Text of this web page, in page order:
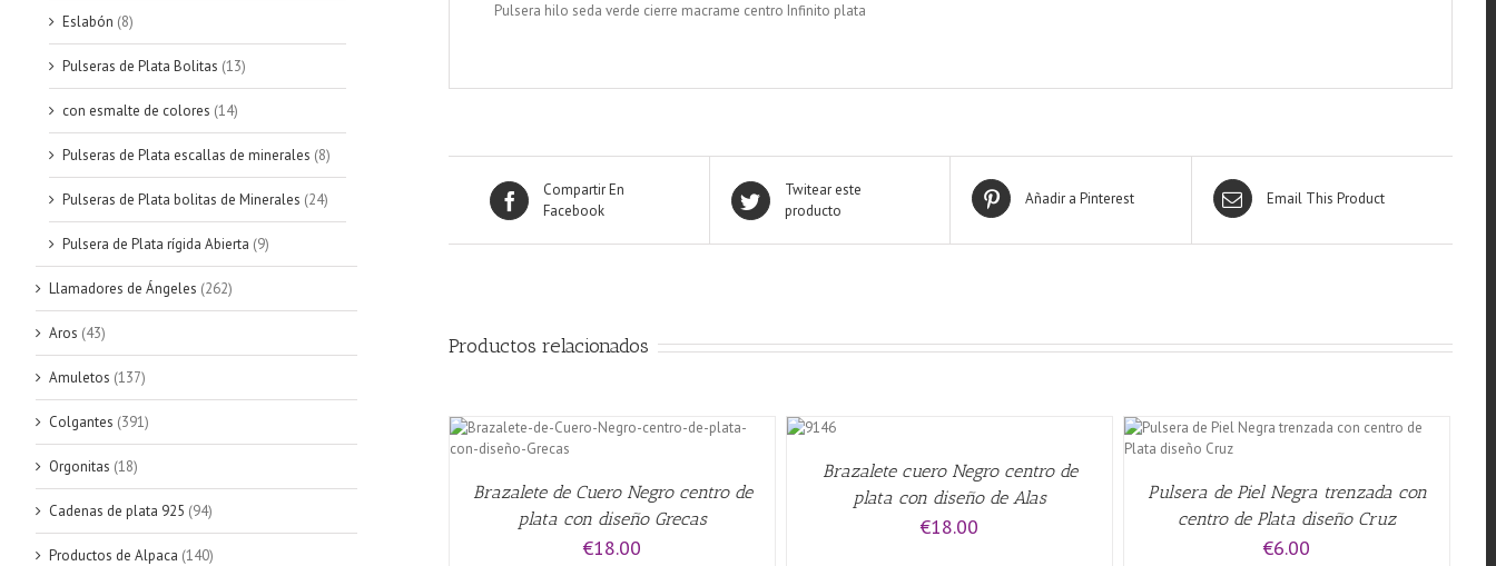
Pulsera hilo seda verde cierre macrame centro Infinito plata
Compartir En
Facebook
Twitear este
producto
Añadir a Pinterest Email This Product
Productos relacionados
AÑADIR AL CARRITO / QUICK VIEW
Brazalete de Cuero Negro centro de
plata con diseño Grecas
€18.00
CARRITO
Brazalete cuero Negro centro de
plata con diseño de Alas
€18.00
Pulsera de Piel Negra trenzada con
centro de Plata diseño Cruz
€6.00
Eslabón (8)
Pulseras de Plata Bolitas (13)
con esmalte de colores (14)
Pulseras de Plata escallas de minerales (8)
Pulseras de Plata bolitas de Minerales (24)
Pulsera de Plata rígida Abierta (9)
Llamadores de Ángeles (262)
Aros (43)
Amuletos (137)
Colgantes (391)
Orgonitas (18)
Cadenas de plata 925 (94)
Productos de Alpaca (140)